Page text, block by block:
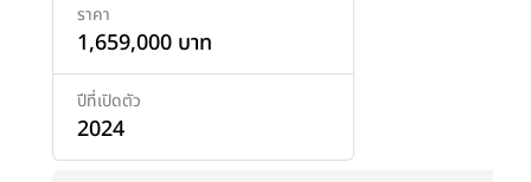
ราคา
1,659,000 บาท
ปีที่เปิดตัว
2024